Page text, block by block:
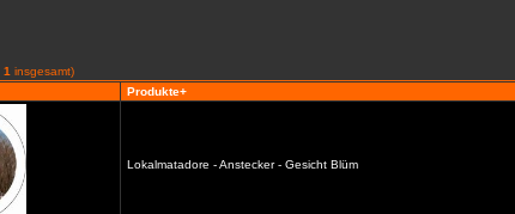
1 insgesamt)
Produkte+
Lokalmatadore - Anstecker - Gesicht Blüm